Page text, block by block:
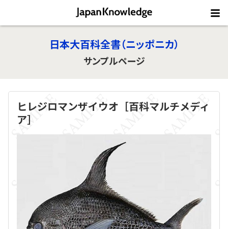
日本大百科全書（ニッポニカ）
サンプルページ
ヒレジロマンザイウオ［百科マルチメディ
ア］